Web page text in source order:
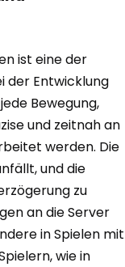
ist eine der
der Entwicklung
Bewegung,
und zeitnah an
werden. Die
und die
zu
an die Server
in Spielen mit
wie in